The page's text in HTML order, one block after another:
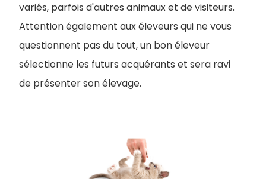
variés, parfois d'autres animaux et de visiteurs.
Attention également aux éleveurs qui ne vous
questionnent pas du tout, un bon éleveur
sélectionne les futurs acquérants et sera ravi
de présenter son élevage.